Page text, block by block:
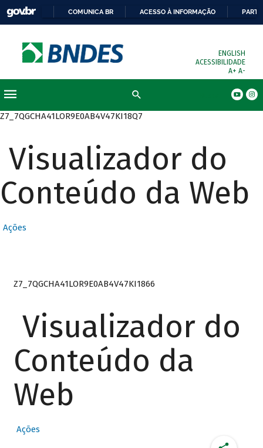
COMUNICA BR ACESSO À INFORMAÇÃO
ENGLISH
ACESSIBILIDADE
A+ A-
Z7_7QGCHA41LOR9E0AB4V47KI18Q7
Visualizador do
Conteúdo da Web
Ações
Z7_7QGCHA41LOR9E0AB4V47KI1866
Visualizador do
Conteúdo da
Web
Ações